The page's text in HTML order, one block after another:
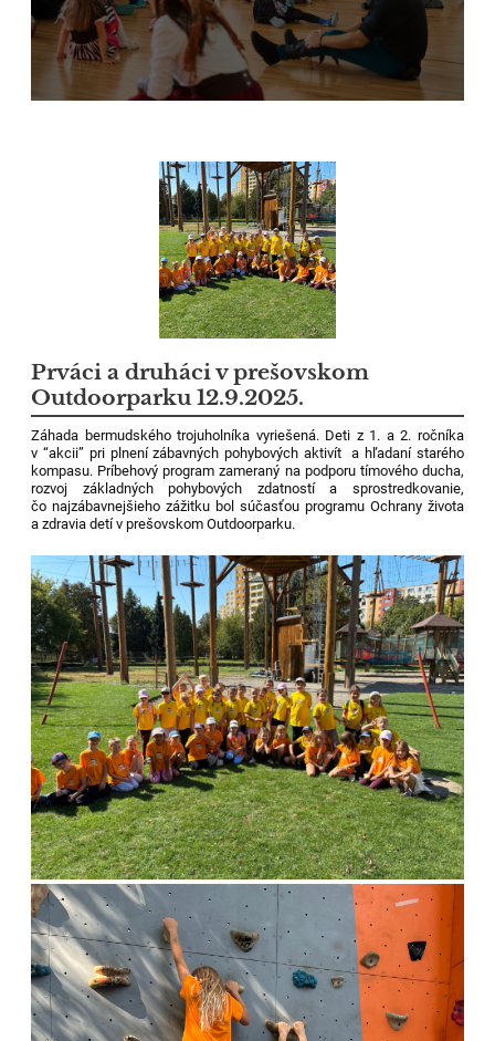
Prváci a druháci v prešovskom
Outdoorparku 12.9.2025.
Záhada bermudského trojuholníka vyriešená. Deti z 1. a 2. ročníka
v “akcii” pri plnení zábavných pohybových aktivít ️ a hľadaní starého
kompasu. Príbehový program zameraný na podporu tímového ducha,
rozvoj základných pohybových zdatností a sprostredkovanie,
čo najzábavnejšieho zážitku bol súčasťou programu Ochrany života
a zdravia detí v prešovskom Outdoorparku.